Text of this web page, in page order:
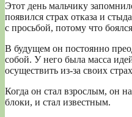
Этот день мальчику
появился страх отказа и
с просьбой, потому что
В будущем он постоянно
собой. У него была масса
осуществить из-за своих
Когда он стал взрослым, он
блоки, и стал известным.